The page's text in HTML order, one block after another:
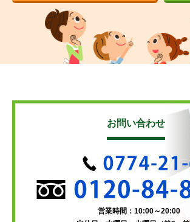
お問い合わせ
営業時間：10:00～20:00